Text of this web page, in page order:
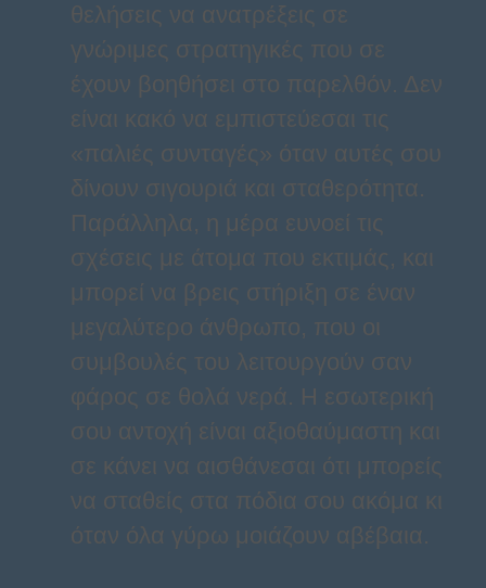
θελήσεις να ανατρέξεις σε
γνώριμες στρατηγικές που σε
έχουν βοηθήσει στο παρελθόν. Δεν
είναι κακό να εμπιστεύεσαι τις
«παλιές συνταγές» όταν αυτές σου
δίνουν σιγουριά και σταθερότητα.
Παράλληλα, η μέρα ευνοεί τις
σχέσεις με άτομα που εκτιμάς, και
μπορεί να βρεις στήριξη σε έναν
μεγαλύτερο άνθρωπο, που οι
συμβουλές του λειτουργούν σαν
φάρος σε θολά νερά. Η εσωτερική
σου αντοχή είναι αξιοθαύμαστη και
σε κάνει να αισθάνεσαι ότι μπορείς
να σταθείς στα πόδια σου ακόμα κι
όταν όλα γύρω μοιάζουν αβέβαια.